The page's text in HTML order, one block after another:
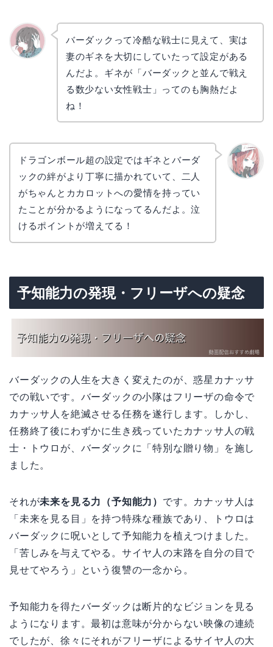
バーダックって冷酷な戦士に見えて、実は
妻のギネを大切にしていたって設定がある
んだよ。ギネが「バーダックと並んで戦え
る数少ない女性戦士」ってのも胸熱だよ
ね！
ドラゴンボール超の設定ではギネとバーダ
ックの絆がより丁寧に描かれていて、二人
がちゃんとカカロットへの愛情を持ってい
たことが分かるようになってるんだよ。泣
けるポイントが増えてる！
予知能力の発現・フリーザへの疑念
バーダックの人生を大きく変えたのが、惑星カナッサ
での戦いです。バーダックの小隊はフリーザの命令で
カナッサ人を絶滅させる任務を遂行します。しかし、
任務終了後にわずかに生き残っていたカナッサ人の戦
士・トウロが、バーダックに「特別な贈り物」を施し
ました。
それが未来を見る力（予知能力） です。カナッサ人は
「未来を見る目」を持つ特殊な種族であり、トウロは
バーダックに呪いとして予知能力を植えつけました。
「苦しみを与えてやる。サイヤ人の末路を自分の目で
見せてやろう」という復讐の一念から。
予知能力を得たバーダックは断片的なビジョンを見る
ようになります。最初は意味が分からない映像の連続
でしたが、徐々にそれがフリーザによるサイヤ人の大